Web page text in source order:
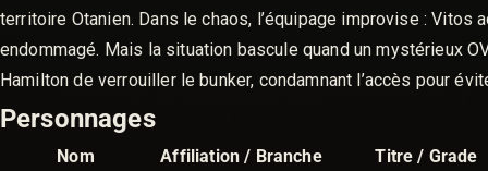
territoire Otanien. Dans le chaos, l’équipage improvise :
endommagé. Mais la situation bascule quand un mystérieux
Hamilton de verrouiller le bunker, condamnant l’accès pour
Personnages
Nom Affiliation / Branche
Titre / Grade